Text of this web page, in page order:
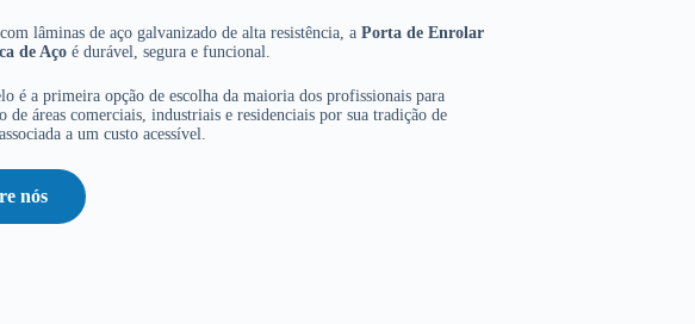
lâminas de aço galvanizado de alta resistência, a Porta de Enrolar
de Aço é durável, segura e funcional.
é a primeira opção de escolha da maioria dos profissionais para
de áreas comerciais, industriais e residenciais por sua tradição de
a um custo acessível.
nós